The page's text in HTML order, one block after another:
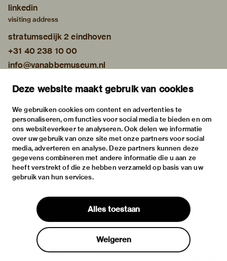
Deze website maakt gebruik van cookies
We gebruiken cookies om content en advertenties te
personaliseren, om functies voor social media te bieden en om
ons websiteverkeer te analyseren. Ook delen we informatie
over uw gebruik van onze site met onze partners voor social
media, adverteren en analyse. Deze partners kunnen deze
gegevens combineren met andere informatie die u aan ze
heeft verstrekt of die ze hebben verzameld op basis van uw
gebruik van hun services.
Alles toestaan
Weigeren
linkedin
visiting address
stratumsedijk 2 eindhoven
+31 40 238 10 00
info@vanabbemuseum.nl
exhibitions
activities
practical information
about
the museum
the collection
foundations & partners
contact
house rules
privacy & cookies
disclaimer & colophon